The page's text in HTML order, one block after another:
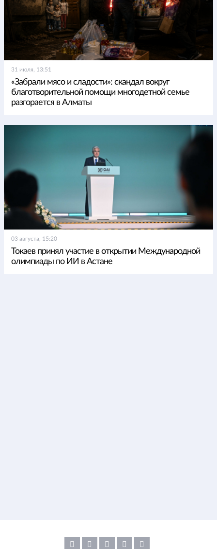
31 июля, 13:51
«Забрали мясо и сладости»: скандал вокруг
благотворительной помощи многодетной семье
разгорается в Алматы
03 августа, 15:20
Токаев принял участие в открытии Международной
олимпиады по ИИ в Астане